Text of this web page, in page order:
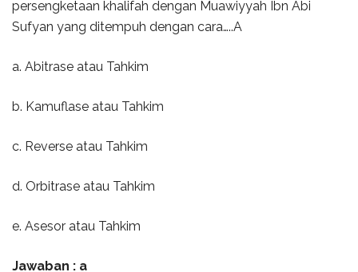
persengketaan khalifah dengan Muawiyyah Ibn Abi
Sufyan yang ditempuh dengan cara…..A
a. Abitrase atau Tahkim
b. Kamuflase atau Tahkim
c. Reverse atau Tahkim
d. Orbitrase atau Tahkim
e. Asesor atau Tahkim
Jawaban : a